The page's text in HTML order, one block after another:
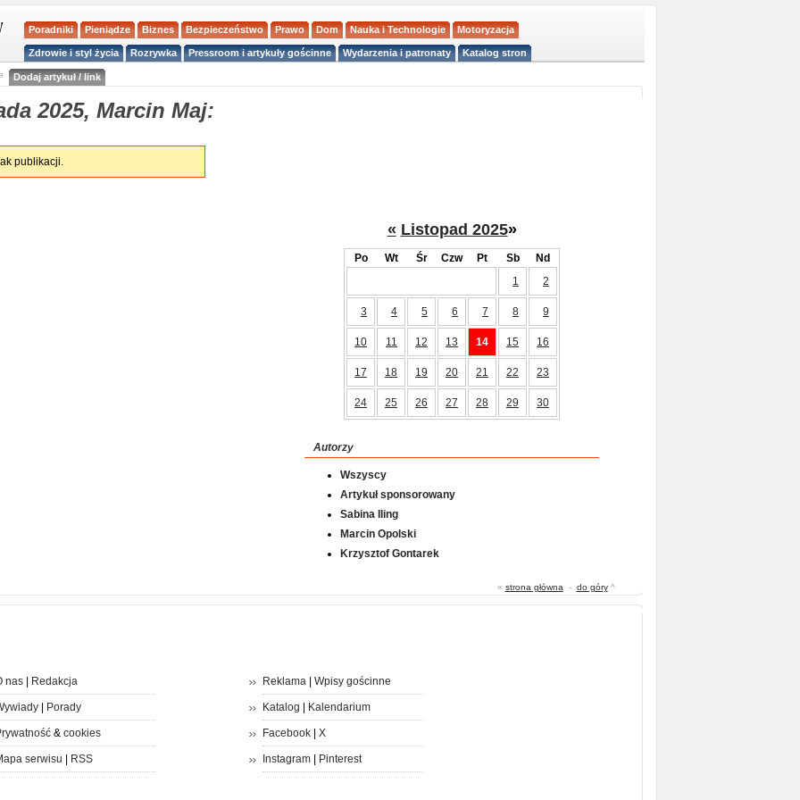
Poradniki Pieniądze Biznes Bezpieczeństwo Prawo Dom Nauka i Technologie Motoryzacja
Zdrowie i styl życia Rozrywka Pressroom i artykuły gościnne Wydarzenia i patronaty Katalog stron
Dodaj artykuł / link
2025, Marcin Maj:
publikacji.
« Listopad 2025»
Po Wt Śr Czw Pt Sb
Nd
1
2
3 4 5 6 7 8 9
10 11 12 13 14 15 16
17 18 19 20 21 22 23
24 25 26 27 28 29 30
Autorzy
Wszyscy
Artykuł sponsorowany
Sabina Iling
Marcin Opolski
Krzysztof Gontarek
« strona główna - do góry^
nas| Redakcja
| Porady
& cookies
serwisu RSS
Reklama| Wpisy gościnne
Katalog Kalendarium
Facebook| X
Instagram| Pinterest